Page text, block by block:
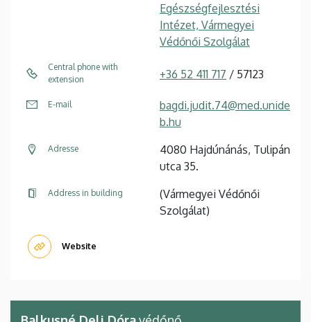
Egészségfejlesztési
Intézet, Vármegyei
Védőnői Szolgálat
Central phone with
extension
+36 52 411 717 / 57123
E-mail
bagdi.judit.74@med.unide
b.hu
Adresse
4080 Hajdúnánás, Tulipán
utca 35.
Address in building
(Vármegyei Védőnői
Szolgálat)
Website